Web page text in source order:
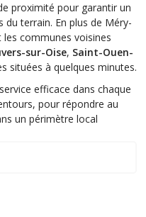
proximité pour garantir un
terrain. En plus de Méry-
communes voisines
sur-Oise, Saint-Ouen-
situées à quelques minutes.
efficace dans chaque
pour répondre au
un périmètre local